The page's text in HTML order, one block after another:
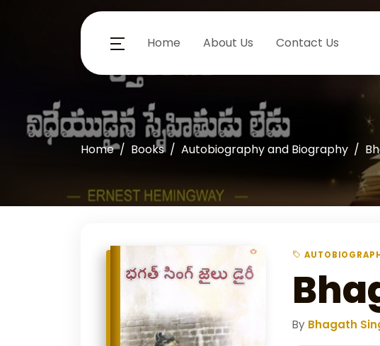
Home About Us Contact Us
Home Books Autobiography and Biography
By Bhagath